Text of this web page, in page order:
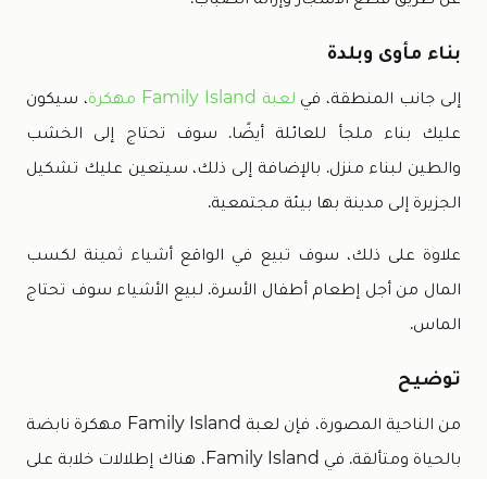
بناء مأوى وبلدة
إلى جانب المنطقة، في لعبة Family Island مهكرة
، سيكون
عليك بناء ملجأ للعائلة أيضًا. سوف تحتاج إلى الخشب
والطين لبناء منزل. بالإضافة إلى ذلك، سيتعين عليك تشكيل
الجزيرة إلى مدينة بها بيئة مجتمعية.
علاوة على ذلك، سوف تبيع في الواقع أشياء ثمينة لكسب
المال من أجل إطعام أطفال الأسرة. لبيع الأشياء سوف تحتاج
الماس.
توضيح
من الناحية المصورة، فإن لعبة Family Island مهكرة نابضة
بالحياة ومتألقة. في Family Island، هناك إطلالات خلابة على